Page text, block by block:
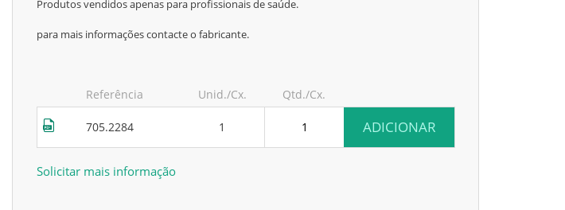
produtos vendidos apenas para profissionais de saúde.
para mais informações contacte o fabricante.
Referência Unid./Cx. Qtd./Cx.
705.2284 1 ADICIONAR
Solicitar mais informação